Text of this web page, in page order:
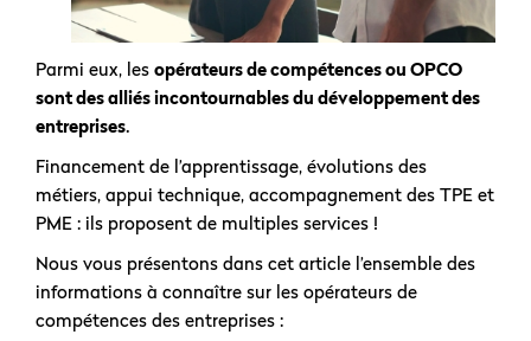
Parmi eux, les opérateurs de compétences ou OPCO
sont des alliés incontournables du développement des
entreprises.
Financement de l’apprentissage, évolutions des
métiers, appui technique, accompagnement des TPE et
PME : ils proposent de multiples services !
Nous vous présentons dans cet article l’ensemble des
informations à connaître sur les opérateurs de
compétences des entreprises :